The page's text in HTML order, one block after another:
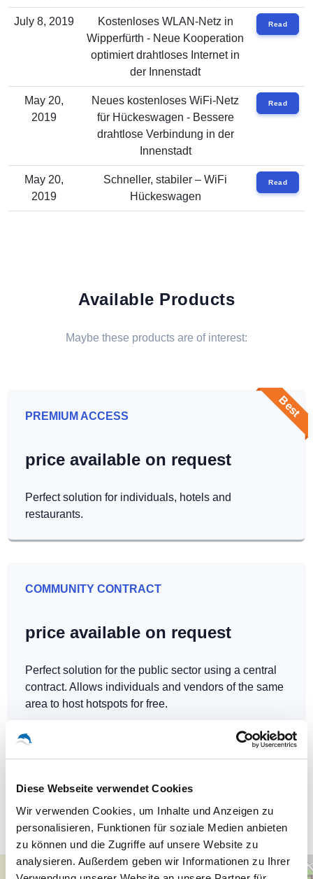
Diese Webseite verwendet Cookies
Wir verwenden Cookies, um Inhalte und Anzeigen zu
personalisieren, Funktionen für soziale Medien anbieten
zu können und die Zugriffe auf unsere Website zu
analysieren. Außerdem geben wir Informationen zu Ihrer
July 8, 2019
Kostenloses WLAN-Netz in
Wipperfürth - Neue Kooperation
optimiert drahtloses Internet in
der Innenstadt
Read
May 20,
2019
Neues kostenloses WiFi-Netz
für Hückeswagen - Bessere
drahtlose Verbindung in der
Innenstadt
Read
May 20,
2019
Schneller, stabiler – WiFi
Hückeswagen
Read
Available Products
Maybe these products are of interest:
Best
PREMIUM ACCESS
price available on request
Perfect solution for individuals, hotels and
restaurants.
COMMUNITY CONTRACT
price available on request
Perfect solution for the public sector using a central
contract. Allows individuals and vendors of the same
area to host hotspots for free.
Our WLAN-Hotspots in Berlin
+